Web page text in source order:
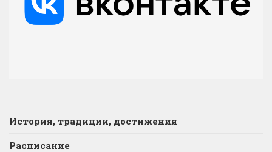
История, традиции, достижения
Расписание